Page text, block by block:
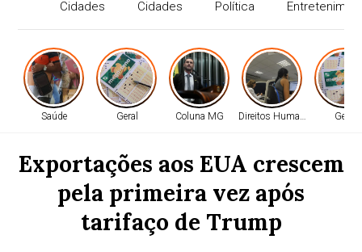
Cidades Cidades Política
Saúde Geral Coluna MG Direitos Humanos Geral
Exportações aos EUA crescem
pela primeira vez após
tarifaço de Trump